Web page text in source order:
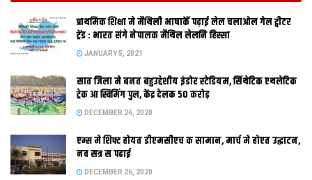
लोकनि, 29 कए जायतीह बेंगलुरु
मिथिलाक विकासक एक मात्र लक्ष्य लए हम आबि रहल छी शीघ्र अतिशीघ्र
प्राथमिक शि‍क्षा मे मैथि‍ली भाषाकेँ पढ़ाई लेल चलाओल गेल ट्वीटर
ट्रेंड : भारत संगे नेपालक मैथिल लेलनि हिस्सा
JANUARY 5, 2021
सात जिला मे बनत बहुउद्देशीय इंडोर स्‍टेडि‍यम, सिंथेटिक एथलेटिक
ट्रेक आ स्विमिंग पुल, केंद्र देलक 50 करोड़
DECEMBER 26, 2020
एम्स मे शिफ्ट होयत डीएमसीएच क सामान, मार्च मे होएत उद्घाटन,
नव सत्र स पढाई
DECEMBER 26, 2020